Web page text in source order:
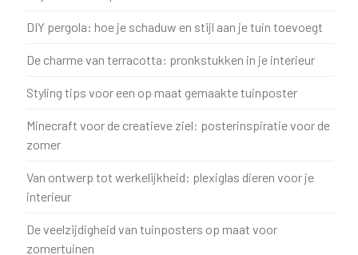
DIY pergola: hoe je schaduw en stijl aan je tuin toevoegt
De charme van terracotta: pronkstukken in je interieur
Styling tips voor een op maat gemaakte tuinposter
Minecraft voor de creatieve ziel: posterinspiratie voor de
zomer
Van ontwerp tot werkelijkheid: plexiglas dieren voor je
interieur
De veelzijdigheid van tuinposters op maat voor
zomertuinen